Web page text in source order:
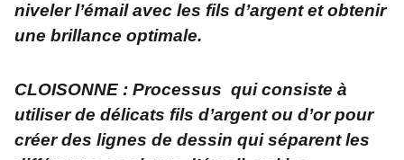
niveler l’émail avec les fils d’argent et obtenir
une brillance optimale.
CLOISONNE : Processus qui consiste à
utiliser de délicats fils d’argent ou d’or pour
créer des lignes de dessin qui séparent les